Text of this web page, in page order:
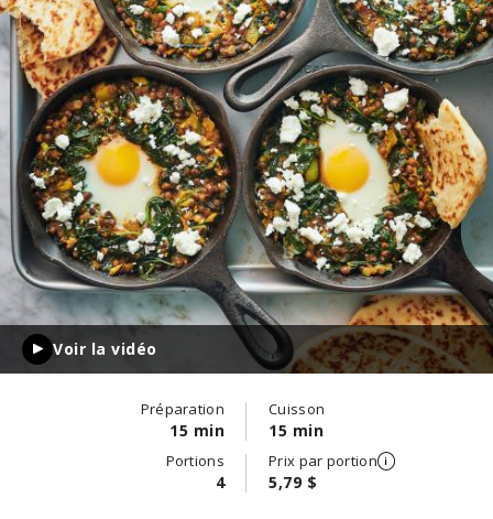
Voir la vidéo
Préparation
15 min
Cuisson
15 min
Portions
4
Prix par portion
5,79 $